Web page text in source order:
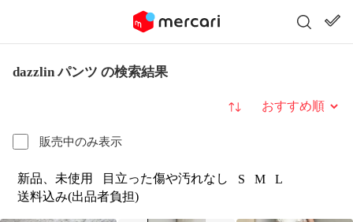
dazzlin パンツ の検索結果
販売中のみ表示
並び替え
新品、未使用 目立った傷や汚れなし S M
L
送料込み(出品者負担)